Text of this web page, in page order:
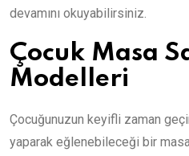
devamını okuyabilirsiniz.
Çocuk Masa
Modelleri
Çocuğunuzun keyifli zaman
yaparak eğlenebileceği bir